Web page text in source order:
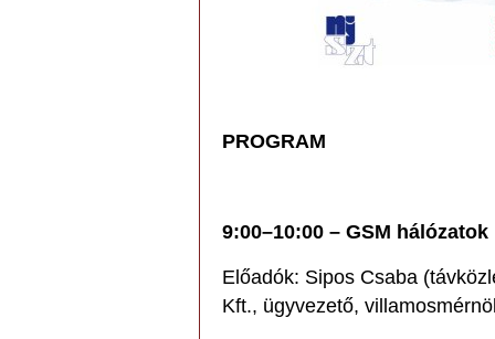
PROGRAM
9:00–10:00 – GSM
Előadók: Sipos Csaba
Kft., ügyvezető,